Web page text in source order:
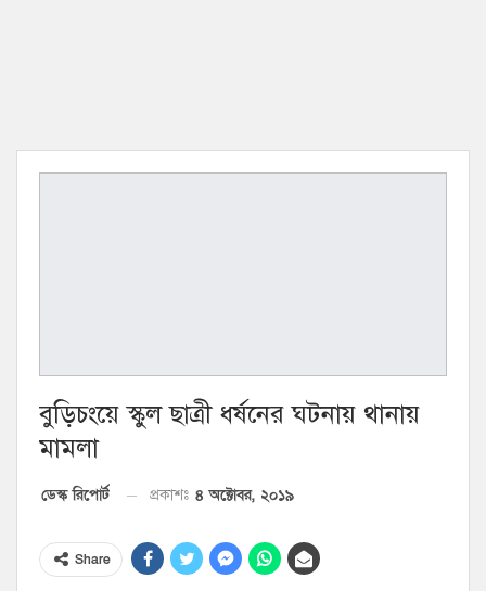
বুড়িচংয়ে স্কুল ছাত্রী ধর্ষনের ঘটনায় থানায়
মামলা
ডেস্ক রিপোর্ট প্রকাশঃ ৪ অক্টোবর, ২০১৯
Share